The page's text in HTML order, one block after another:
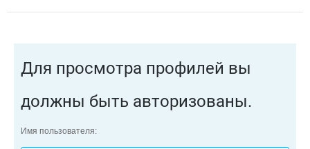
Для просмотра профилей вы
должны быть авторизованы.
Имя пользователя: